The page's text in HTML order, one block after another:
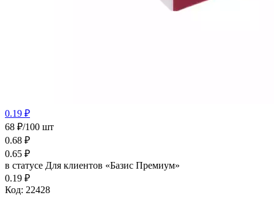
0.19 ₽
68 ₽/100 шт
0.68 ₽
0.65 ₽
в статусе Для клиентов «Базис Премиум»
0.19 ₽
Код: 22428